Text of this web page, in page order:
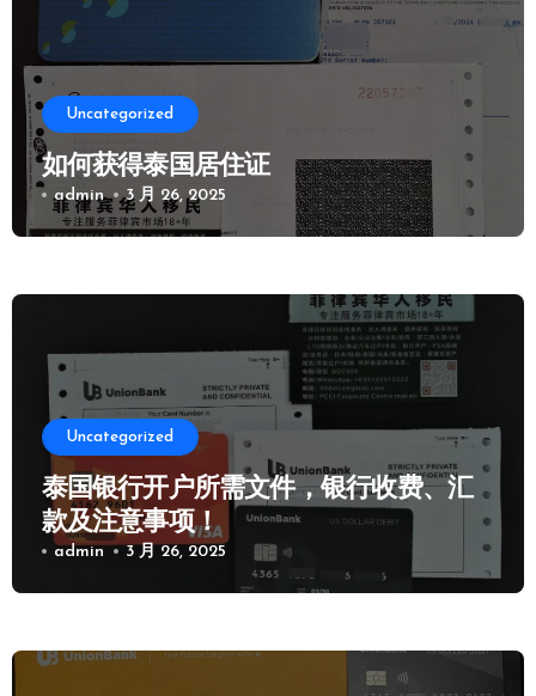
Uncategorized
如何获得泰国居住证
admin 3 月 26, 2025
Uncategorized
泰国银行开户所需文件，银行收费、汇
款及注意事项！
admin 3 月 26, 2025